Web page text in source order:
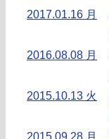
2017.01.16 月
2016.08.08 月
2015.10.13 火
2015.09.28 月